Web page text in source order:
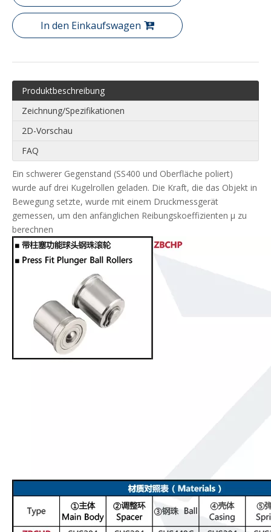
In den Einkaufswagen
Produktbeschreibung
Zeichnung/Spezifikationen
2D-Vorschau
FAQ
Ein schwerer Gegenstand (SS400 und Oberfläche poliert)
wurde auf drei Kugelrollen geladen. Die Kraft, die das Objekt in
Bewegung setzte, wurde mit einem Druckmessgerät
gemessen, um den anfänglichen Reibungskoeffizienten μ zu
berechnen